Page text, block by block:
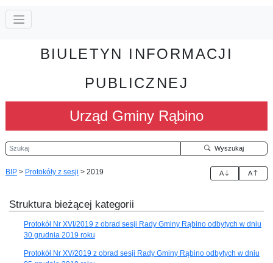
BIULETYN INFORMACJI
PUBLICZNEJ
Urząd Gminy Rąbino
Szukaj Wyszukaj
BIP > Protokóły z sesji > 2019 A A
Struktura bieżącej kategorii
Protokół Nr XVI/2019 z obrad sesji Rady Gminy Rąbino odbytych w dniu
30 grudnia 2019 roku
Protokół Nr XV/2019 z obrad sesji Rady Gminy Rąbino odbytych w dniu